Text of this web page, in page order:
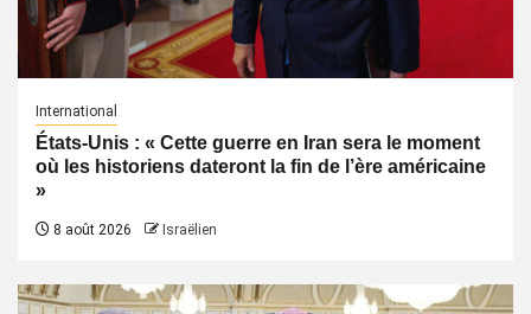
International
États-Unis : « Cette guerre en Iran sera le moment
où les historiens dateront la fin de l’ère américaine
»
8 août 2026 Israëlien